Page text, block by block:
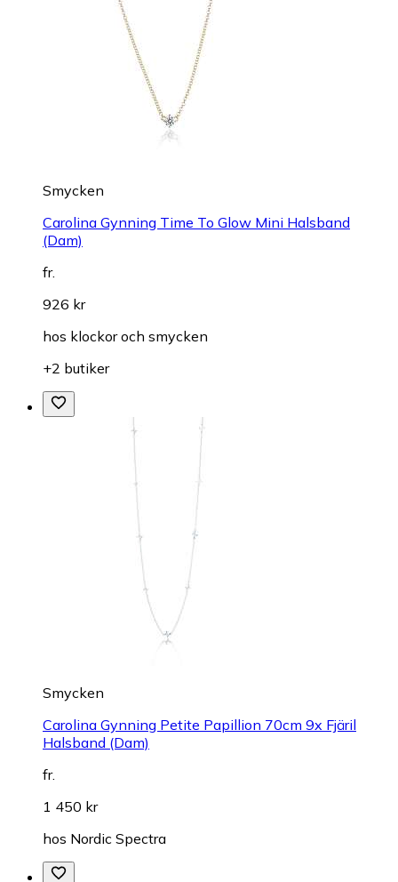
Smycken
Carolina Gynning Time To Glow Mini Halsband
(Dam)
fr.
926 kr
hos klockor och smycken
+2 butiker
Smycken
Carolina Gynning Petite Papillion 70cm 9x Fjäril
Halsband (Dam)
fr.
1 450 kr
hos Nordic Spectra